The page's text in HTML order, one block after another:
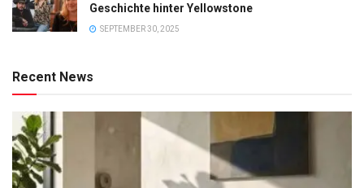
Geschichte hinter Yellowstone
SEPTEMBER 30, 2025
Recent News